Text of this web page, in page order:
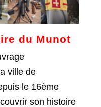
du Munot
ville de
le 16ème
son histoire